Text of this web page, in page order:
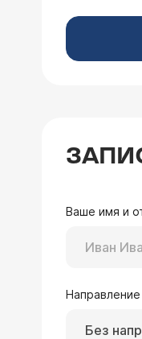
Ваше имя и
Направление
Без